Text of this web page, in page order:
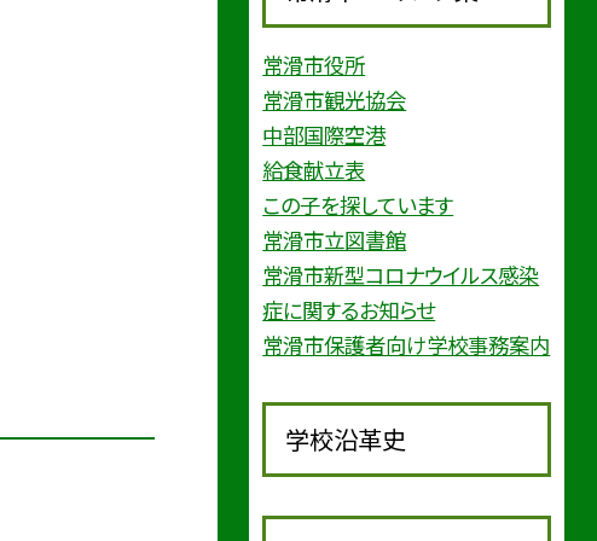
常滑市役所
常滑市観光協会
中部国際空港
給食献立表
この子を探しています
常滑市立図書館
常滑市新型コロナウイルス感染
症に関するお知らせ
常滑市保護者向け学校事務案内
学校沿革史